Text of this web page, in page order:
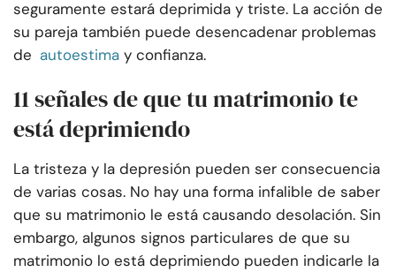
seguramente estará deprimida y triste. La acción de
su pareja también puede desencadenar problemas
de autoestima y confianza.
11 señales de que tu matrimonio te
está deprimiendo
La tristeza y la depresión pueden ser consecuencia
de varias cosas. No hay una forma infalible de saber
que su matrimonio le está causando desolación. Sin
embargo, algunos signos particulares de que su
matrimonio lo está deprimiendo pueden indicarle la